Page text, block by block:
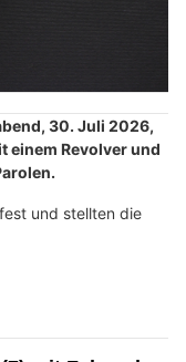
30. Juli 2026,
einem Revolver und
und stellten die